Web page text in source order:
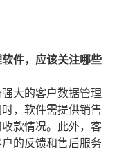
件，应该关注哪些
大的客户数据管理
，软件需提供销售
款情况。此外，客
的反馈和售后服务